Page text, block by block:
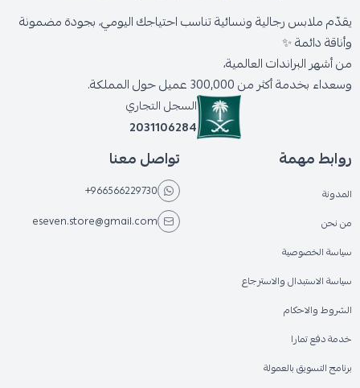
يقدّم ملابس رجالية ونسائية تناسب احتياجك اليومي، بجودة مضمونة
وأناقة دائمة ✨
من أشهر البراندات العالمية،
وسعداء بخدمة أكثر من 300,000 عميل حول المملكة.
السجل التجاري
2031106284
روابط مهمة
المدونة
من نحن
سياسة الخصوصية
سياسة الاستبدال والاسترجاع
الشروط والاحكام
خدمة دفع تمارا
برنامج التسويق بالعمولة
تواصل معنا
+966566229730
eseven.store@gmail.com